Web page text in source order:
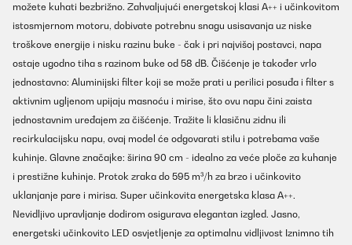
možete kuhati bezbrižno. Zahvaljujući energetskoj klasi A++ i učinkovitom
istosmjernom motoru, dobivate potrebnu snagu usisavanja uz niske
troškove energije i nisku razinu buke - čak i pri najvišoj postavci, napa
ostaje ugodno tiha s razinom buke od 58 dB. Čišćenje je također vrlo
jednostavno: Aluminijski filter koji se može prati u perilici posuđa i filter s
aktivnim ugljenom upijaju masnoću i mirise, što ovu napu čini zaista
jednostavnim uređajem za čišćenje. Tražite li klasičnu zidnu ili
recirkulacijsku napu, ovaj model će odgovarati stilu i potrebama vaše
kuhinje. Glavne značajke: širina 90 cm - idealno za veće ploče za kuhanje
i prestižne kuhinje. Protok zraka do 595 m³/h za brzo i učinkovito
uklanjanje pare i mirisa. Super učinkovita energetska klasa A++.
Nevidljivo upravljanje dodirom osigurava elegantan izgled. Jasno,
energetski učinkovito LED osvjetljenje za optimalnu vidljivost Iznimno tih